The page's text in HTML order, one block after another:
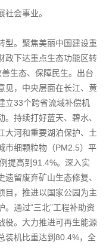
社会事业。
型。聚焦美丽中国建设重
政下达重点生态功能区转
生态、保障民生。出台
见，中央层面在长江、黄
立33个跨省流域补偿机
持续打好蓝天、碧水、
大河和重要湖泊保护、土
市细颗粒物（PM2.5）平
提高到91.4%。深入实
留废弃矿山生态修复、
目，推进以国家公园为主
通过“三北”工程补助资
役。大力推进可再生能源
装机比重达到80.4%，全